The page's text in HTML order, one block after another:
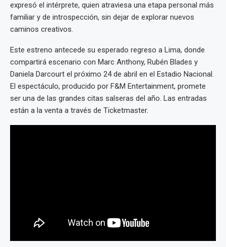
expresó el intérprete, quien atraviesa una etapa personal más
familiar y de introspección, sin dejar de explorar nuevos
caminos creativos.
Este estreno antecede su esperado regreso a Lima, donde
compartirá escenario con Marc Anthony, Rubén Blades y
Daniela Darcourt el próximo 24 de abril en el Estadio Nacional.
El espectáculo, producido por F&M Entertainment, promete
ser una de las grandes citas salseras del año. Las entradas
están a la venta a través de Ticketmaster.